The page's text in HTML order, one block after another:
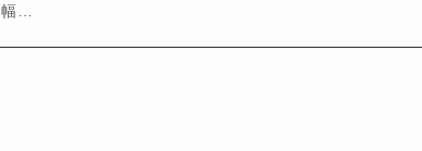
幅…